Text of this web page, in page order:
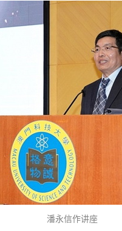
潘永信作讲座